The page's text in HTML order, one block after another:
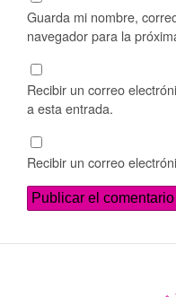
Guarda mi nombre,
navegador para la
Recibir un correo
a esta entrada.
Recibir un correo